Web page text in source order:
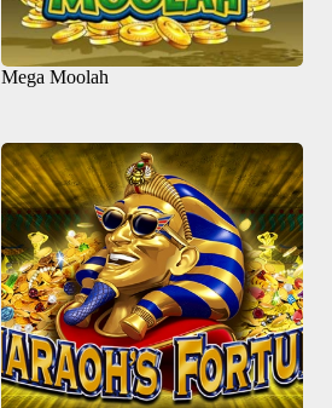
Mega Moolah